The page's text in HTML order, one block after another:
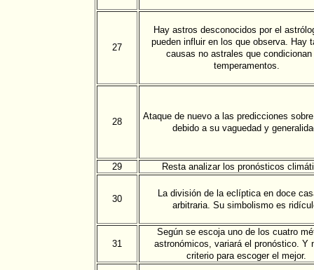
27
Hay astros desconocidos por el
pueden influir en los que observa. Hay
causas no astrales que
temperamentos.
28
Ataque de nuevo a las predicciones
debido a su vaguedad y
29 Resta analizar los pronósticos
30
La división de la eclíptica en doce
arbitraria. Su simbolismo es
31
Según se escoja uno de los cuatro
astronómicos, variará el pronóstico. Y
criterio para escoger el mejor.